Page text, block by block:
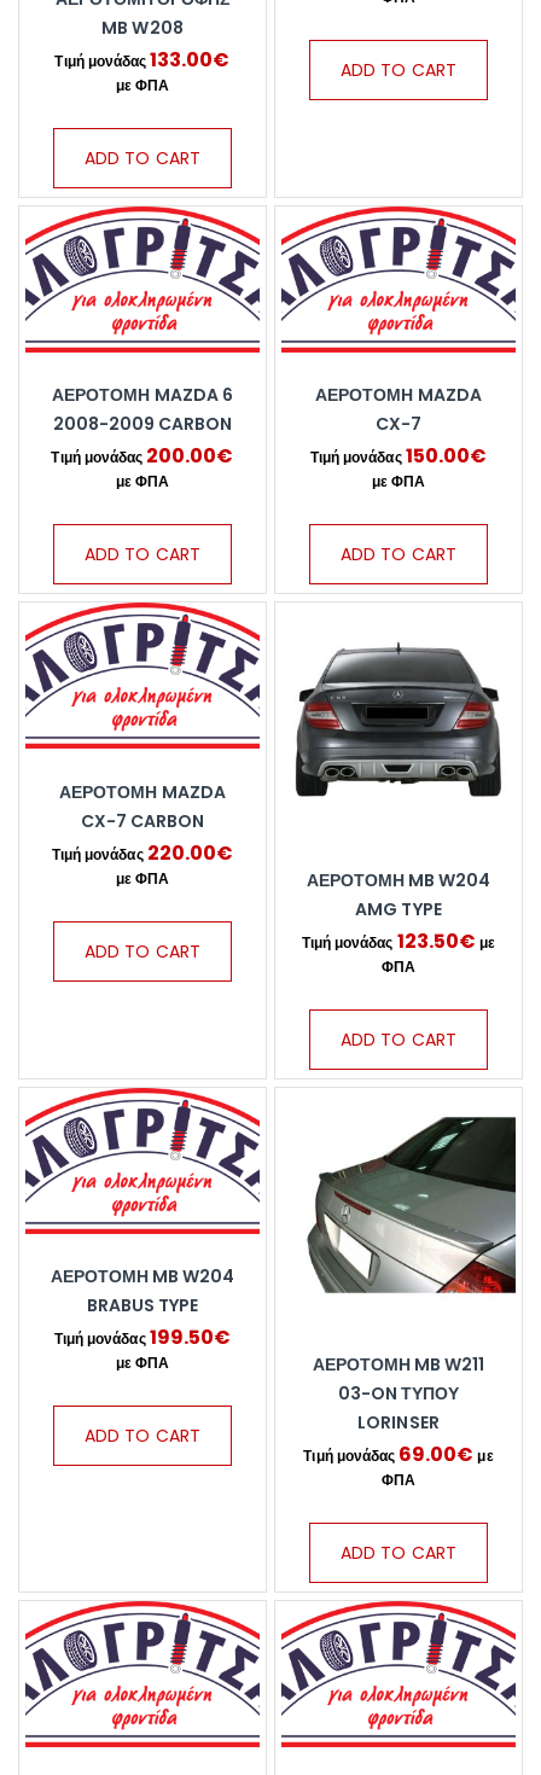
MB W208
133.00€
ADD TO CART
ADD TO CART
ΑΕΡΟΤΟΜΗ MAZDA 6
2008-2009 CARBON
200.00€
ADD TO CART
ΑΕΡΟΤΟΜΗ MAZDA
CX-7
150.00€
ADD TO CART
ΑΕΡΟΤΟΜΗ MAZDA
CX-7 CARBON
220.00€
ADD TO CART
ΑΕΡΟΤΟΜΗ MB W204
AMG TYPE
123.50€
ADD TO CART
ΑΕΡΟΤΟΜΗ MB W204
BRABUS TYPE
199.50€
ADD TO CART
ΑΕΡΟΤΟΜΗ MB W211
03-ON ΤΥΠΟΥ
LORINSER
69.00€
ADD TO CART